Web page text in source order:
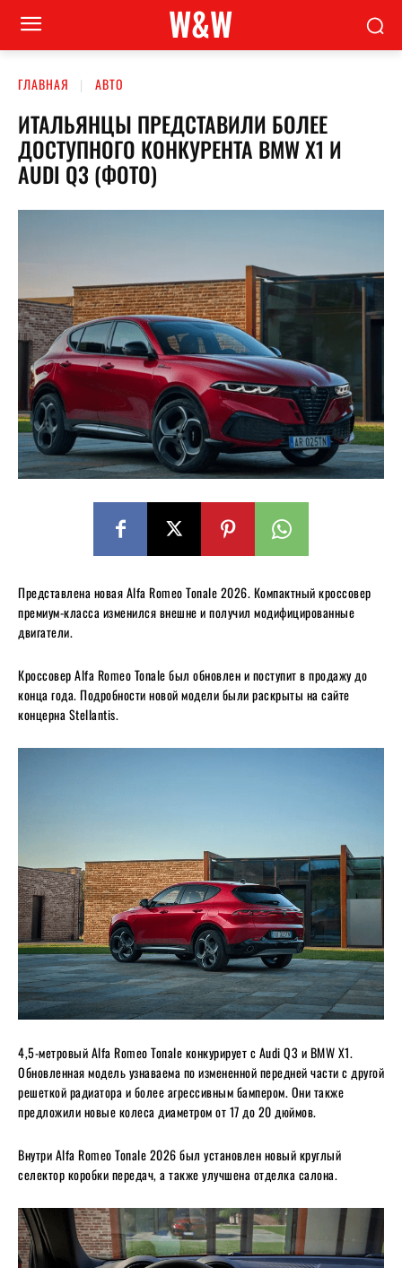
W&W
ГЛАВНАЯ АВТО
ИТАЛЬЯНЦЫ ПРЕДСТАВИЛИ БОЛЕЕ
ДОСТУПНОГО КОНКУРЕНТА BMW X1 И
AUDI Q3 (ФОТО)
Представлена новая Alfa Romeo Tonale 2026. Компактный кроссовер
премиум-класса изменился внешне и получил модифицированные
двигатели.
Кроссовер Alfa Romeo Tonale был обновлен и поступит в продажу до
конца года. Подробности новой модели были раскрыты на сайте
концерна Stellantis.
4,5-метровый Alfa Romeo Tonale конкурирует с Audi Q3 и BMW X1.
Обновленная модель узнаваема по измененной передней части с другой
решеткой радиатора и более агрессивным бампером. Они также
предложили новые колеса диаметром от 17 до 20 дюймов.
Внутри Alfa Romeo Tonale 2026 был установлен новый круглый
селектор коробки передач, а также улучшена отделка салона.